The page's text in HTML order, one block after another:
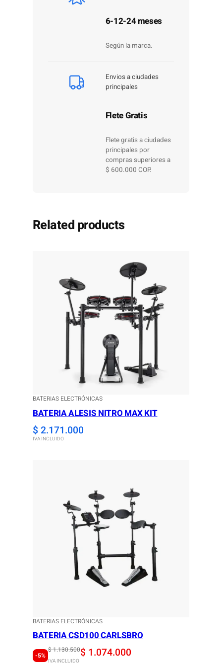
6-12-24 meses
Según la marca.
Envios a ciudades
principales
Flete Gratis
Flete gratis a ciudades
principales por
compras superiores a
$ 600.000 COP.
Related products
BATERIAS ELECTRÓNICAS
BATERIA ALESIS NITRO MAX KIT
$ 2.171.000
IVA INCLUIDO
BATERIAS ELECTRÓNICAS
BATERIA CSD100 CARLSBRO
-5%
$1.130.500
Original$ 1.074.000
Current
IVA INCLUIDO